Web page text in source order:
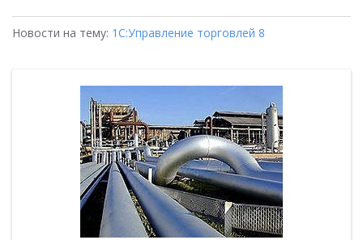
Новости на тему: 1С:Управление торговлей 8